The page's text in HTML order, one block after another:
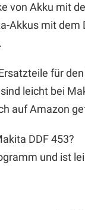
von Akku mit
Akkus mit
für
leicht bei
auf Amazon
DDF 453?
und ist